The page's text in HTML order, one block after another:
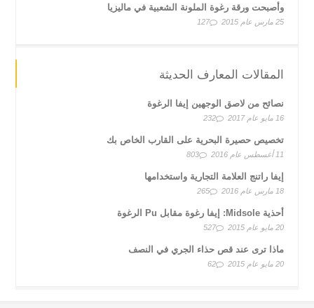
وأصبحت ورقة رغوة الملونة الشعبية في ماليزيا
25 مارس عام 2015 127
المقالات المعارف الحديثة
نصائح من لاصق الوجهين إيفا الرغوة
16 مايو عام 2017 232
تخصيص حصيرة البحرية على القارب الخاص بك
11 أغسطس عام 2016 803
إيفا راتنج العلامة التجارية واستخدامها
18 مارس عام 2016 265
أحذية Midsole: إيفا رغوة مقابل Pu الرغوة
20 مايو عام 2015 527
ماذا ترى عند قص حذاء الجري في النصف
20 مايو عام 2015 62